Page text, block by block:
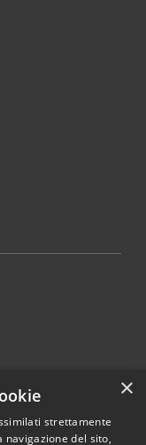
×
strettamente
del sito,